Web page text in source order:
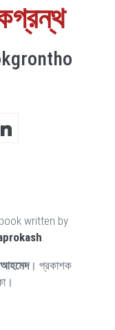
written by
। প্রকাশক